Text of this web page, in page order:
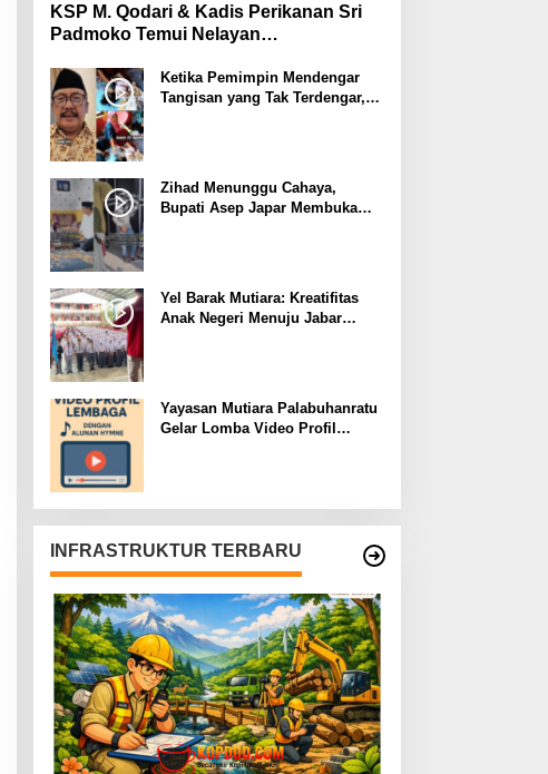
KSP M. Qodari & Kadis Perikanan Sri
Padmoko Temui Nelayan
Ketika Pemimpin Mendengar
Tangisan yang Tak Terdengar,
Zihad Menunggu Cahaya,
Bupati Asep Japar Membuka
Yel Barak Mutiara: Kreatifitas
Anak Negeri Menuju Jabar
Yayasan Mutiara Palabuhanratu
Gelar Lomba Video Profil
INFRASTRUKTUR TERBARU